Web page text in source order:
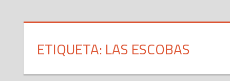
ETIQUETA: LAS ESCOBAS